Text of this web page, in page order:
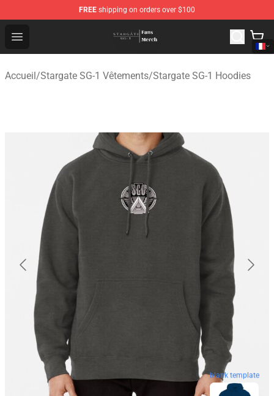
FREE shipping on orders over $100
Open menu
Stargate SG-1 Store - Official Stargate SG-1
Accueil/Stargate SG-1 Vêtements/Stargate SG-1 Hoodies
blank template